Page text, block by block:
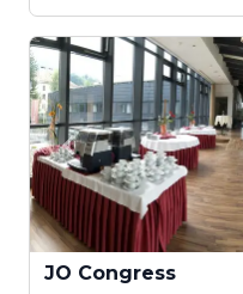
JO Congress